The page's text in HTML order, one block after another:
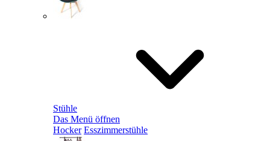
Stühle
Das Menü öffnen
Hocker Esszimmerstühle